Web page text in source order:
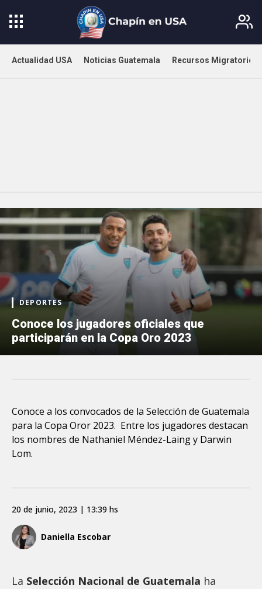
Actualidad USA Noticias Guatemala Recursos Migratorios
DEPORTES
Conoce los jugadores oficiales que
participarán en la Copa Oro 2023
Conoce a los convocados de la Selección de Guatemala
para la Copa Oror 2023. Entre los jugadores destacan
los nombres de Nathaniel Méndez-Laing y Darwin
Lom.
Daniella Escobar
20 de junio, 2023 | 13:39 hs
La Selección Nacional de Guatemala ha